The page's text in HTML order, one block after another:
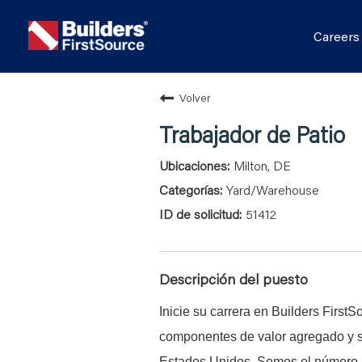
Volver
Trabajador de Patio
Milton, DE
Yard/Warehouse
51412
Descripción del puesto
Inicie su carrera en Builders
componentes de valor agregado y